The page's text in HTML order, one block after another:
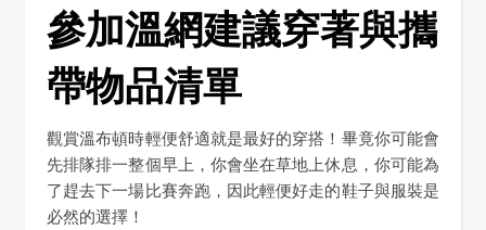
參加溫網建議穿著與攜
帶物品清單
觀賞溫布頓時輕便舒適就是最好的穿搭！畢竟你可能會
先排隊排一整個早上，你會坐在草地上休息，你可能為
了趕去下一場比賽奔跑，因此輕便好走的鞋子與服裝是
必然的選擇！